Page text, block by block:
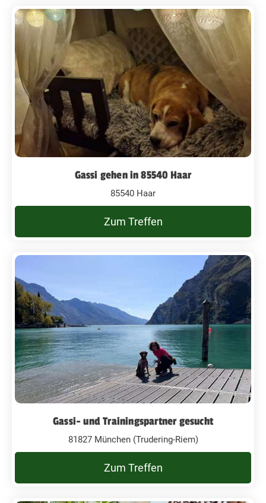
Gassi gehen in 85540 Haar
85540 Haar
Zum Treffen
Gassi- und Trainingspartner gesucht
81827 München (Trudering-Riem)
Zum Treffen